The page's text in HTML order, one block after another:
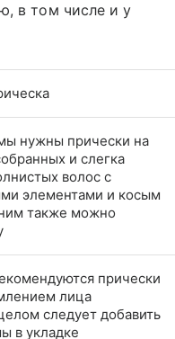
в том числе и у
нужны прически на
и слегка
волос с
элементами и косым
также можно
прически
лица
следует добавить
в укладке